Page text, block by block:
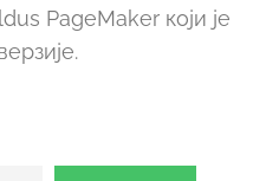
PageMaker који је